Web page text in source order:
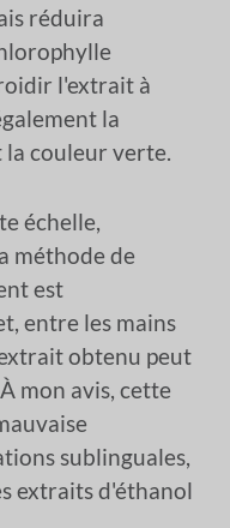
réduira
l'extrait à
la
couleur verte.
échelle,
méthode de
est
entre les mains
obtenu peut
mon avis, cette
sublinguales,
extraits d'éthanol